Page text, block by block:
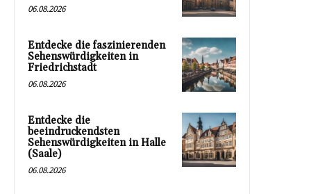
06.08.2026
Entdecke die faszinierenden
Sehenswürdigkeiten in
Friedrichstadt
06.08.2026
Entdecke die
beeindruckendsten
Sehenswürdigkeiten in Halle
(Saale)
06.08.2026